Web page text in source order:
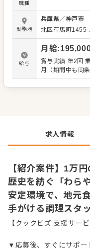
食材をふんだん
間と共に手がけていただきま
りです。 ・仕込
般 ※ご経験に応
期の仲間と一斉
ラットです。み
タチにしていきませんか。 運営元は
下のような破格
を選択可能 ・
職種
勤務地
兵庫県／神戸市
北区有馬町1455-
給与
月給:
賞与実績 年2回
月（期間中も同条
求人情報
【紹介案件】1万
歴史を紡ぐ「わら
安定環境で、地元
手がける調理スタ
【クックビズ 支援サー
▼応募後、すぐにサポー